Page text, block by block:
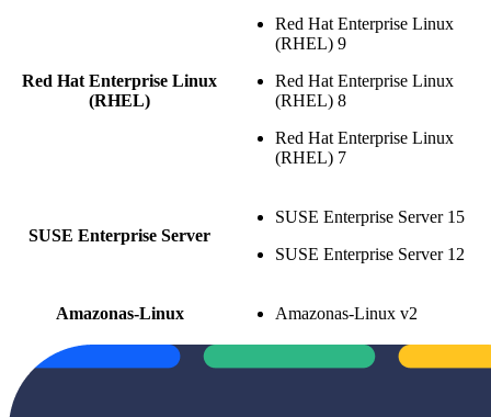
Red Hat Enterprise Linux
(RHEL)
Red Hat Enterprise Linux
(RHEL) 9
Red Hat Enterprise Linux
(RHEL) 8
Red Hat Enterprise Linux
(RHEL) 7
SUSE Enterprise Server
SUSE Enterprise Server 15
SUSE Enterprise Server 12
Amazonas-Linux Amazonas-Linux v2